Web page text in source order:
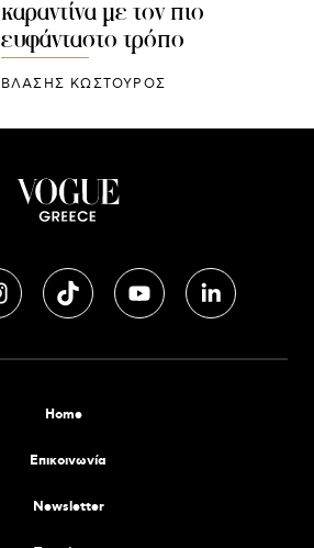
καραντίνα με τον πιο
ευφάνταστο τρόπο
ΒΛΑΣΗΣ ΚΩΣΤΟΥΡΟΣ
Home
Επικοινωνία
Newsletter